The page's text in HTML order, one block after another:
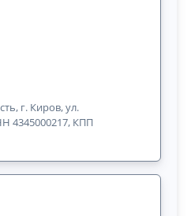
г. Киров, ул.
4345000217, КПП